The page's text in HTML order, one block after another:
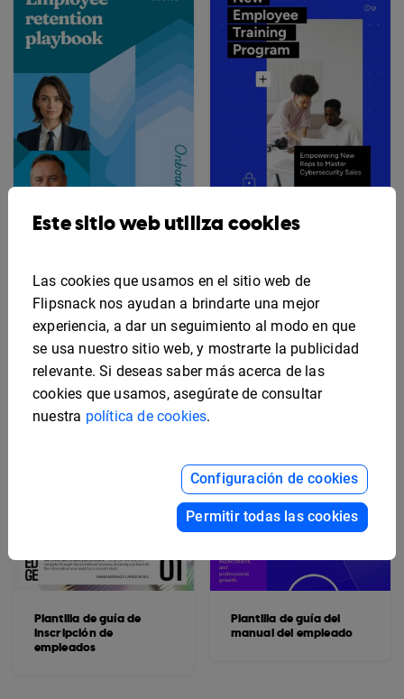
manual de retención de
empleados
Plantilla de guía de
inscripción de
empleados
programa de formación
para empleados
Plantilla de guía del
manual del empleado
Este sitio web utiliza cookies
Las cookies que usamos en el sitio web de
Flipsnack nos ayudan a brindarte una mejor
experiencia, a dar un seguimiento al modo en que
se usa nuestro sitio web, y mostrarte la publicidad
relevante. Si deseas saber más acerca de las
cookies que usamos, asegúrate de consultar
nuestra política de cookies.
Configuración de cookies
Permitir todas las cookies